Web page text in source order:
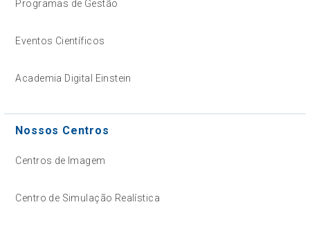
Programas de Gestão
Eventos Científicos
Academia Digital Einstein
Nossos Centros
Centros de Imagem
Centro de Simulação Realística